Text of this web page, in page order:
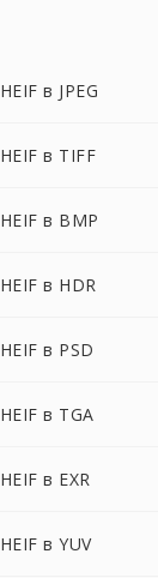
HEIF в JPEG
HEIF в TIFF
HEIF в BMP
HEIF в HDR
HEIF в PSD
HEIF в TGA
HEIF в EXR
HEIF в YUV